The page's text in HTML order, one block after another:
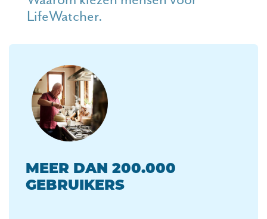
LifeWatcher.
MEER DAN 200.000
GEBRUIKERS